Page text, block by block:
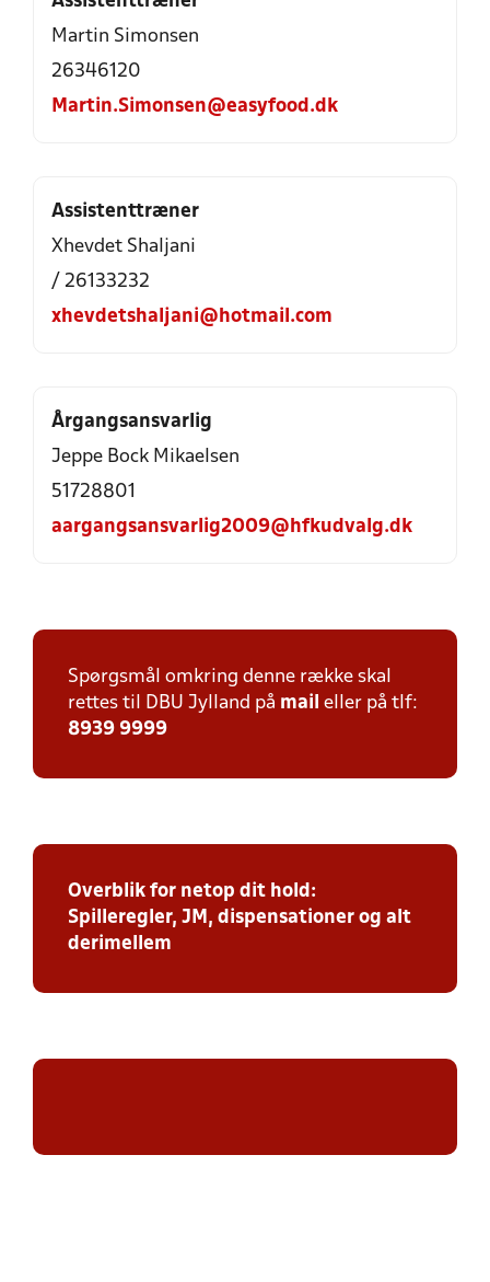
Martin Simonsen
26346120
Martin.Simonsen@easyfood.dk
Assistenttræner
Xhevdet Shaljani
/ 26133232
xhevdetshaljani@hotmail.com
Årgangsansvarlig
Jeppe Bock Mikaelsen
51728801
aargangsansvarlig2009@hfkudvalg.dk
Spørgsmål omkring denne række skal
rettes til DBU Jylland på mail eller på tlf:
8939 9999
Overblik for netop dit hold:
Spilleregler, JM, dispensationer og alt
derimellem